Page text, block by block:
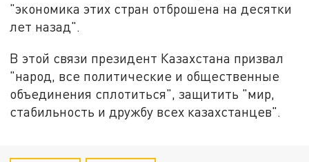
"экономика этих стран отброшена на десятки
лет назад".
В этой связи президент Казахстана призвал
"народ, все политические и общественные
объединения сплотиться", защитить "мир,
стабильность и дружбу всех казахстанцев".